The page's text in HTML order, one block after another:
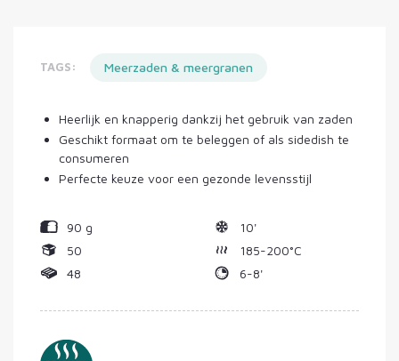
TAGS: Meerzaden & meergranen
Heerlijk en knapperig dankzij het gebruik van zaden
Geschikt formaat om te beleggen of als sidedish te
consumeren
Perfecte keuze voor een gezonde levensstijl
90 g
50
48
10'
185-200°C
6-8'